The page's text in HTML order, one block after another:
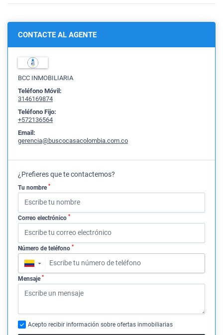
CONTACTE AL AGENTE
BCC INMOBILIARIA
Teléfono Móvil:
3146169874
Teléfono Fijo:
+572136564
Email:
gerencia@buscocasacolombia.com.co
¿Prefieres que te contactemos?
Tu nombre *
Correo electrónico *
Número de teléfono *
▼
Mensaje *
Acepto recibir información sobre ofertas inmobiliarias